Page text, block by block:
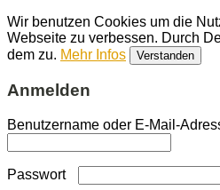
Wir benutzen Cookies um die
Webseite zu verbessen. Durch
dem zu. Mehr Infos Verstanden
Anmelden
Benutzername oder E-Mail-
Passwort